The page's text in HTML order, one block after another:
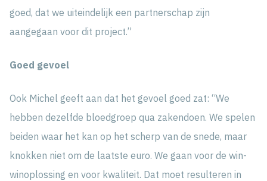
goed, dat we uiteindelijk een partnerschap zijn
aangegaan voor dit project.”
Goed gevoel
Ook Michel geeft aan dat het gevoel goed zat: “We
hebben dezelfde bloedgroep qua zakendoen. We spelen
beiden waar het kan op het scherp van de snede, maar
knokken niet om de laatste euro. We gaan voor de win-
winoplossing en voor kwaliteit. Dat moet resulteren in